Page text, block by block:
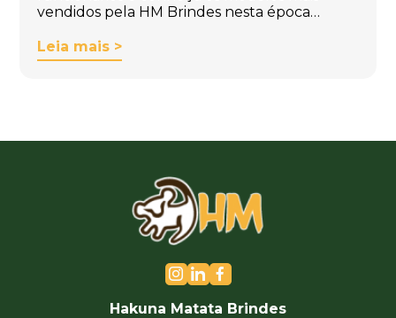
vendidos pela HM Brindes nesta época…
Leia mais >
Hakuna Matata Brindes